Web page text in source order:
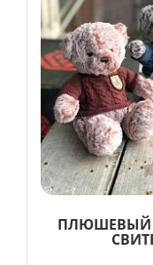
ПЛЮШЕВЫЙ